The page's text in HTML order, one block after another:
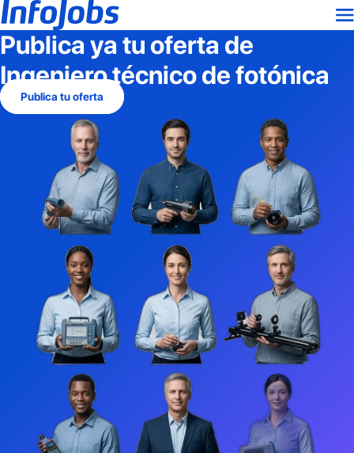
Publica ya tu oferta de
Ingeniero técnico de fotónica
Publica tu oferta